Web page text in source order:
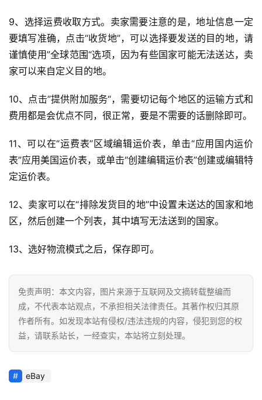
页
全
球
店
境
百
科
社
媒
销
境
导
航
9、选择运费收取方式。卖家需要注意的是，地址信息一定
要填写准确，点击“收货地”，可以选择要发送的目的地，请
谨慎使用”全球范围“选项，因为有些国家可能无法送达，卖
家可以来自定义目的地。
10、点击”提供附加服务“，需要切记每个地区的运输方式和
费用都是会优点不同，很正常，要是不需要的话删除即可。
11、可以在“运费表”区域编辑运价表，单击“应用国内运价
表”应用美国运价表，或单击“创建编辑运价表”创建或编辑特
定运价表。
12、卖家可以在“排除发货目的地”中设置未送达的国家和地
区，然后创建一个列表，其中填写无法送到的国家。
13、选好物流模式之后，保存即可。
免责声明：本文内容，图片来源于互联网及文摘转载整编而
成，不代表本站观点，不承担相关法律责任。其著作权归其原
作者所有。如发现本站有侵权/违法违规的内容，侵犯到您的权
益，请联系站长，一经查实，本站将立刻处理。
eBay